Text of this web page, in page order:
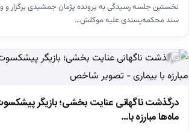
نخستین جلسه رسیدگی به پرونده پژمان جمشیدی برگزار و
سند محکمه‌پسندی علیه موکلش…
اخبار
درگذشت ناگهانی عنایت بخشی؛ بازیگر
ماه‌ها مبارزه با…